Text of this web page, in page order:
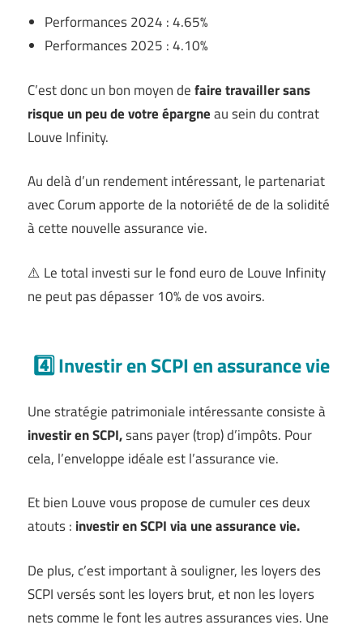
Performances 2024 : 4.65%
Performances 2025 : 4.10%
C’est donc un bon moyen defaire travailler sans
risque un peu de votre épargneau sein du contrat
Louve Infinity.
Au delà d’un rendement intéressant, le partenariat
avec Corum apporte de la notoriété de de la solidité
à cette nouvelle assurance vie.
⚠️ Le total investi sur le fond euro de Louve Infinity
ne peut pas dépasser 10% de vos avoirs.
4️⃣ Investir en SCPI en assurance vie
Une stratégie patrimoniale intéressante consiste à
investir en SCPI,sans payer (trop) d’impôts. Pour
cela, l’enveloppe idéale est l’assurance vie.
Et bien Louve vous propose de cumuler ces deux
atouts : investir en SCPI via une assurance vie.
De plus, c’est important à souligner, les loyers des
SCPI versés sont les loyers brut, et non les loyers
nets comme le font les autres assurances vies. Une